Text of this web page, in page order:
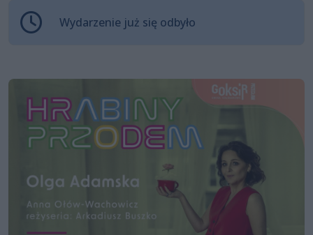
Wydarzenie już się odbyło